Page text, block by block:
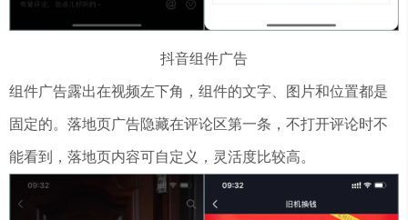
抖音组件广告
组件广告露出在视频左下角，组件的文字、图片和位置都是
固定的。落地页广告隐藏在评论区第一条，不打开评论时不
能看到，落地页内容可自定义，灵活度比较高。